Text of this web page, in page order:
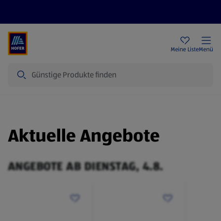
Meine ListeMenü
Aktuelle Angebote
ANGEBOTE AB DIENSTAG, 4.8.